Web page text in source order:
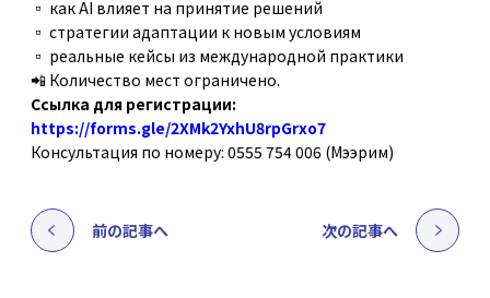
▫️ как AI влияет на принятие решений
▫️ стратегии адаптации к новым условиям
▫️ реальные кейсы из международной практики
📲 Количество мест ограничено.
Ссылка для регистрации:
https://forms.gle/2XMk2YxhU8rpGrxo7
Консультация по номеру: 0555 754 006 (Мээрим)
前の記事へ 次の記事へ